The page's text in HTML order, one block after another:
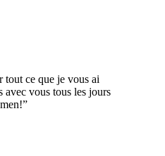
tout ce que je vous ai
avec vous tous les jours
”